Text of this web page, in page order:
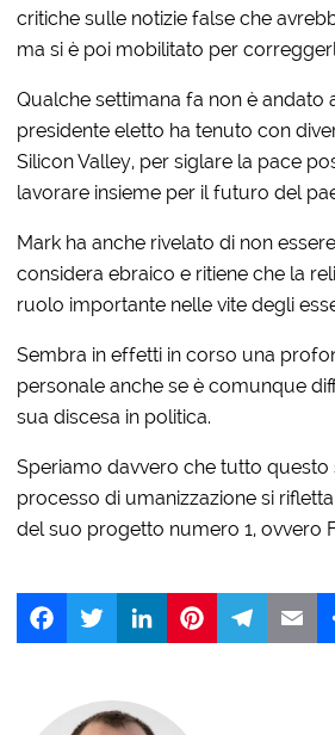
critiche sulle notizie false che
ma si è poi mobilitato per
Qualche settimana fa non è andato
presidente eletto ha tenuto con
Silicon Valley, per siglare la pace
lavorare insieme per il futuro del
Mark ha anche rivelato di non
considera ebraico e ritiene che la
ruolo importante nelle vite degli
Sembra in effetti in corso una
personale anche se è comunque
sua discesa in politica.
Speriamo davvero che tutto questo
processo di umanizzazione si
del suo progetto numero 1, ovvero
FacebookTwitter LinkedIn